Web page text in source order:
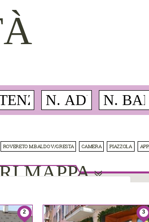
ROVERETO M.BALDO V/GRESTA CAMERA PIAZZOLA
MAPPA
load Google Maps correctly.
2 3